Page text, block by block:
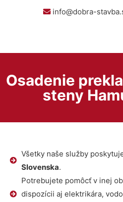
info@dobra-
Osadenie
steny
Všetky naše služby
Slovenska.
Potrebujete pomôcť v inej
dispozícii aj elektrikára,